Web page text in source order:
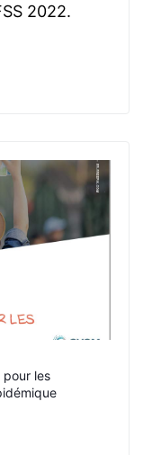
2022.
pour les